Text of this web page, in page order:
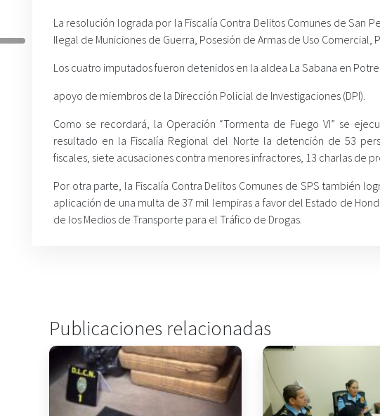
La resolución lograda por la Fiscalía Contra Delitos Comunes de San
Ilegal de Municiones de Guerra, Posesión de Armas de Uso
Los cuatro imputados fueron detenidos en la aldea La Sabana en
apoyo de miembros de la Dirección Policial de Investigaciones (DPI).
Como se recordará, la Operación “Tormenta de Fuego VI” se
resultado en la Fiscalía Regional del Norte la detención de 53
fiscales, siete acusaciones contra menores infractores, 13 charlas de
Por otra parte, la Fiscalía Contra Delitos Comunes de SPS también
aplicación de una multa de 37 mil lempiras a favor del Estado de
de los Medios de Transporte para el Tráfico de Drogas.
Publicaciones relacionadas